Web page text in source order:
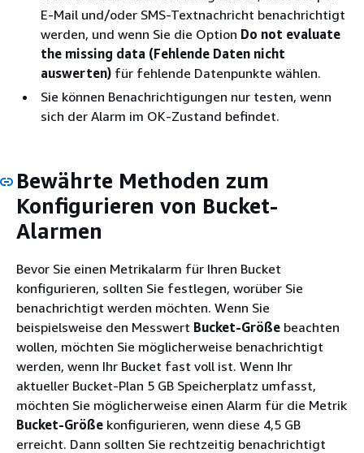
E-Mail und/oder SMS-Textnachricht benachrichtigt
werden, und wenn Sie die Option Do not evaluate
the missing data (Fehlende Daten nicht
auswerten) für fehlende Datenpunkte wählen.
Sie können Benachrichtigungen nur testen, wenn
sich der Alarm im OK-Zustand befindet.
Bewährte Methoden zum
Konfigurieren von Bucket-
Alarmen
Bevor Sie einen Metrikalarm für Ihren Bucket
konfigurieren, sollten Sie festlegen, worüber Sie
benachrichtigt werden möchten. Wenn Sie
beispielsweise den Messwert Bucket-Größe beachten
wollen, möchten Sie möglicherweise benachrichtigt
werden, wenn Ihr Bucket fast voll ist. Wenn Ihr
aktueller Bucket-Plan 5 GB Speicherplatz umfasst,
möchten Sie möglicherweise einen Alarm für die Metrik
Bucket-Größe konfigurieren, wenn diese 4,5 GB
erreicht. Dann sollten Sie rechtzeitig benachrichtigt